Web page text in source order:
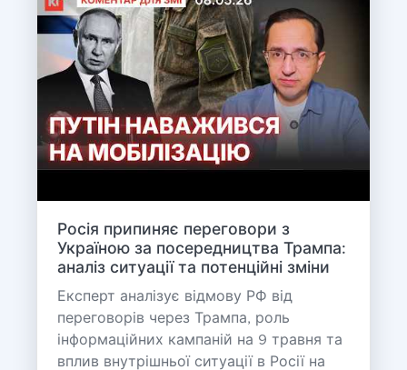
Росія припиняє переговори з
Україною за посередництва Трампа:
аналіз ситуації та потенційні зміни
Експерт аналізує відмову РФ від
переговорів через Трампа, роль
інформаційних кампаній на 9 травня та
вплив внутрішньої ситуації в Росії на